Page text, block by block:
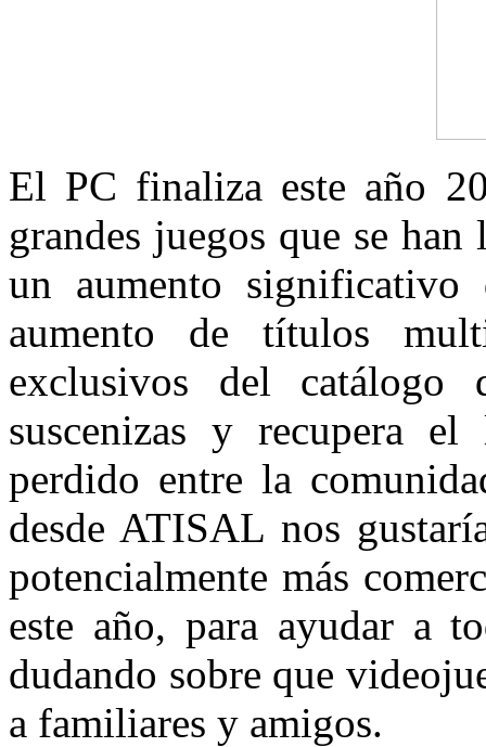
El PC finaliza este año
grandes juegos que se
un aumento
aumento de títulos
exclusivos del catálogo
suscenizas y recupera
perdido entre la
desde ATISAL nos
potencialmente más
este año, para ayudar a
dudando sobre que
a familiares y amigos.